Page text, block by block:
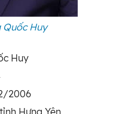
Huy
Huy
2006